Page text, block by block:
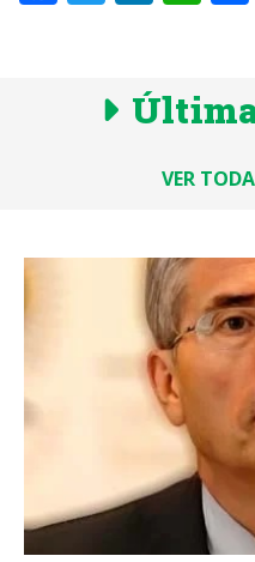
VER